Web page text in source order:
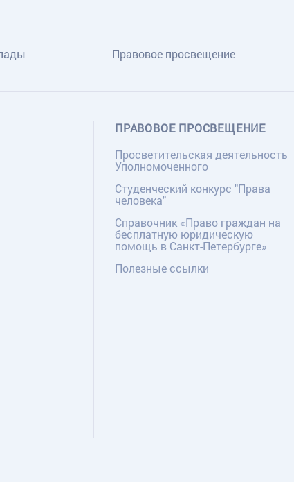
Правовое просвещение
ПРАВОВОЕ ПРОСВЕЩЕНИЕ
Просветительская деятельность
Уполномоченного
Студенческий конкурс "Права
человека"
Справочник «Право граждан на
бесплатную юридическую
помощь в Санкт-Петербурге»
Полезные ссылки